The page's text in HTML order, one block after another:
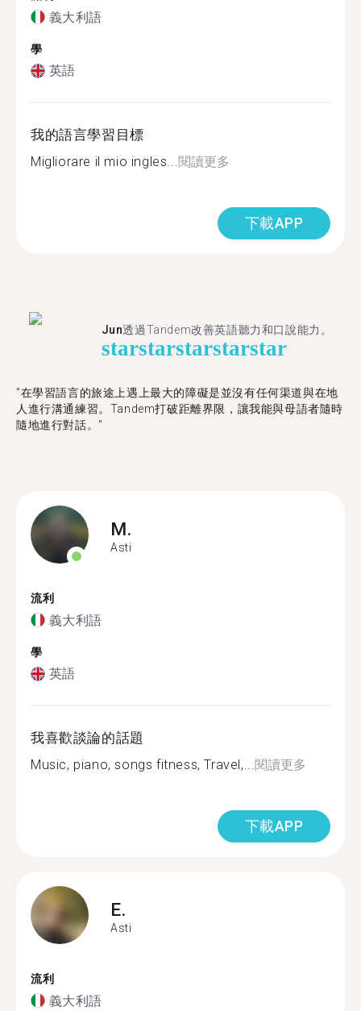
義大利語
學
英語
我的語言學習目標
Migliorare il mio ingles...閱讀更多
下載APP
Jun透過Tandem改善英語聽力和口說能力。
starstarstarstarstar
"在學習語言的旅途上遇上最大的障礙是並沒有任何渠道與在地
人進行溝通練習。Tandem打破距離界限，讓我能與母語者隨時
隨地進行對話。"
M.
Asti
流利
義大利語
學
英語
我喜歡談論的話題
Music, piano, songs fitness, Travel,...閱讀更多
下載APP
E.
Asti
流利
義大利語